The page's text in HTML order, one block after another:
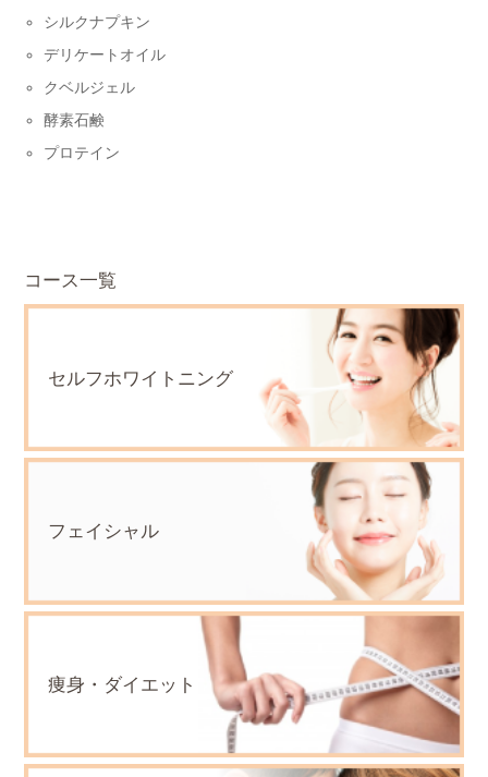
シルクナプキン
デリケートオイル
クベルジェル
酵素石鹸
プロテイン
コース一覧
セルフホワイトニング
フェイシャル
痩身・ダイエット